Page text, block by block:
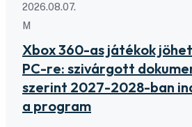
2026.08.07.
M
Xbox 360-as játékok
PC-re: szivárgott
szerint 2027-2028-ban
a program